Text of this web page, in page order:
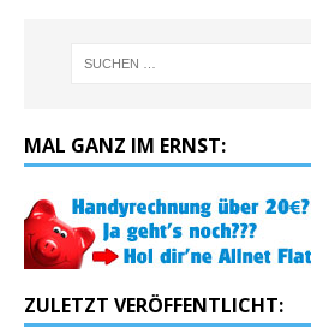
MAL GANZ IM ERNST:
ZULETZT VERÖFFENTLICHT: